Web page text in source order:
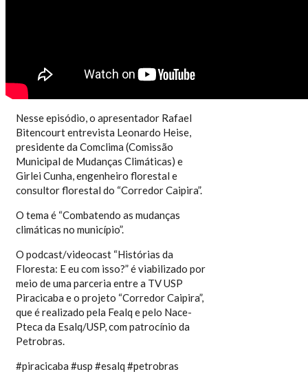
Nesse episódio, o apresentador Rafael
Bitencourt entrevista Leonardo Heise,
presidente da Comclima (Comissão
Municipal de Mudanças Climáticas) e
Girlei Cunha, engenheiro florestal e
consultor florestal do “Corredor Caipira”.
O tema é “Combatendo as mudanças
climáticas no município”.
O podcast/videocast “Histórias da
Floresta: E eu com isso?” é viabilizado por
meio de uma parceria entre a TV USP
Piracicaba e o projeto “Corredor Caipira”,
que é realizado pela Fealq e pelo Nace-
Pteca da Esalq/USP, com patrocínio da
Petrobras.
#piracicaba #usp #esalq #petrobras